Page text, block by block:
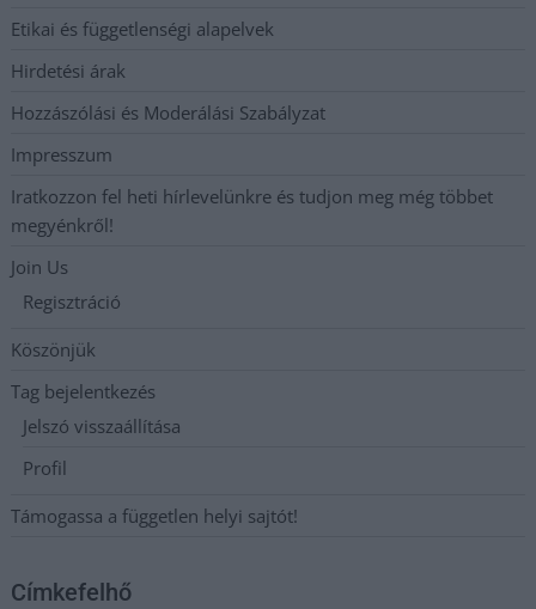
Etikai és függetlenségi alapelvek
Hirdetési árak
Hozzászólási és Moderálási Szabályzat
Impresszum
Iratkozzon fel heti hírlevelünkre és tudjon meg még többet
megyénkről!
Join Us
Regisztráció
Köszönjük
Tag bejelentkezés
Jelszó visszaállítása
Profil
Támogassa a független helyi sajtót!
Címkefelhő